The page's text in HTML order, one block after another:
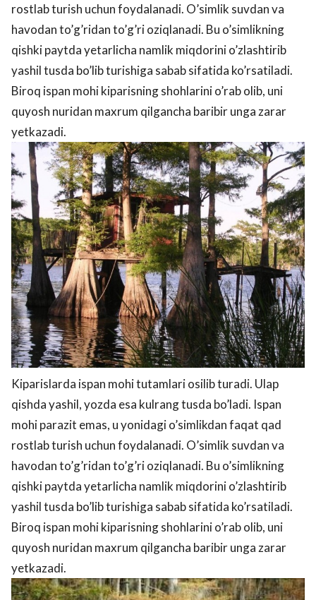
rostlab turish uchun foydalanadi. O’simlik suvdan va
havodan to’g’ridan to’g’ri oziqlanadi. Bu o’simlikning
qishki paytda yetarlicha namlik miqdorini o’zlashtirib
yashil tusda bo’lib turishiga sabab sifatida ko’rsatiladi.
Biroq ispan mohi kiparisning shohlarini o’rab olib, uni
quyosh nuridan maxrum qilgancha baribir unga zarar
yetkazadi.
Kiparislarda ispan mohi tutamlari osilib turadi. Ulaр
qishda yashil, yozda esa kulrang tusda bo’ladi. Ispan
mohi parazit emas, u yonidagi o’simlikdan faqat qad
rostlab turish uchun foydalanadi. O’simlik suvdan va
havodan to’g’ridan to’g’ri oziqlanadi. Bu o’simlikning
qishki paytda yetarlicha namlik miqdorini o’zlashtirib
yashil tusda bo’lib turishiga sabab sifatida ko’rsatiladi.
Biroq ispan mohi kiparisning shohlarini o’rab olib, uni
quyosh nuridan maxrum qilgancha baribir unga zarar
yetkazadi.